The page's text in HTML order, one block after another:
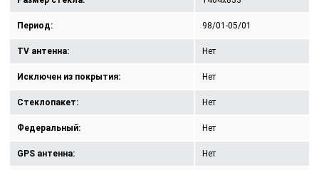
Период: 98/01-05/01
TV антенна: Нет
Исключен из покрытия: Нет
Стеклопакет: Нет
Федеральный: Нет
GPS антенна: Нет